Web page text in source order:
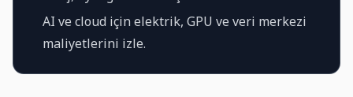
AI ve cloud için elektrik, GPU ve veri merkezi
maliyetlerini izle.